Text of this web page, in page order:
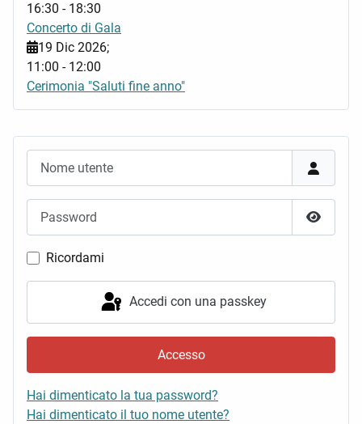
Mostra
Ricordami
Accedi con una passkey
Accesso
Hai dimenticato la tua password?
Hai dimenticato il tuo nome utente?
16:30 - 18:30
Concerto di Gala
19 Dic 2026;
11:00 - 12:00
Cerimonia "Saluti fine anno"